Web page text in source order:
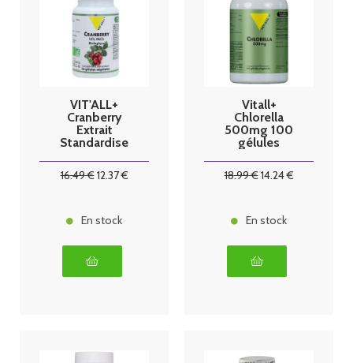
VIT'ALL+
Cranberry
Extrait
Standardise
16.49€12.37€
En stock
Vitall+
Chlorella
500mg 100
gélules
18.99€14.24€
En stock